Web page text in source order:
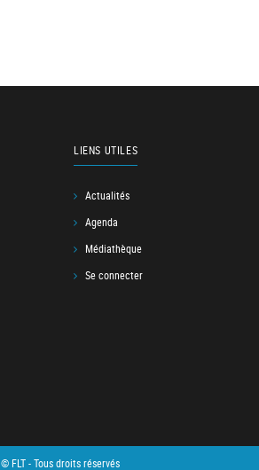
LIENS UTILES
Actualités
Agenda
Médiathèque
Se connecter
© FLT - Tous droits réservés